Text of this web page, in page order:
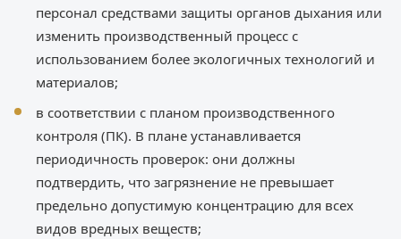
персонал средствами защиты органов дыхания или
изменить производственный процесс с
использованием более экологичных технологий и
материалов;
в соответствии с планом производственного
контроля (ПК). В плане устанавливается
периодичность проверок: они должны
подтвердить, что загрязнение не превышает
предельно допустимую концентрацию для всех
видов вредных веществ;